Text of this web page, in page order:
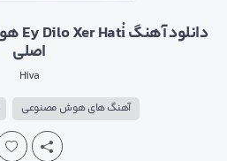
اصلی
Hiva
آهنگ های هوش مصنوعی